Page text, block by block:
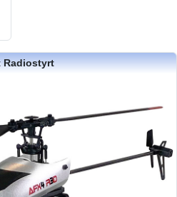
Radiostyrt